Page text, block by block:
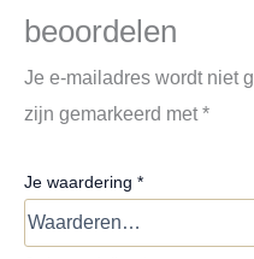
beoordelen
Je e-mailadres wordt niet
zijn gemarkeerd met*
Je waardering *